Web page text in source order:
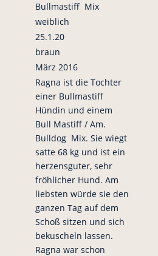
Bullmastiff Mix
weiblich
25.1.20
braun
März 2016
Ragna ist die Tochter
einer Bullmastiff
Hündin und einem
Bull Mastiff / Am.
Bulldog Mix. Sie wiegt
satte 68 kg und ist ein
herzensguter, sehr
fröhlicher Hund. Am
liebsten würde sie den
ganzen Tag auf dem
Schoß sitzen und sich
bekuscheln lassen.
Ragna war schon